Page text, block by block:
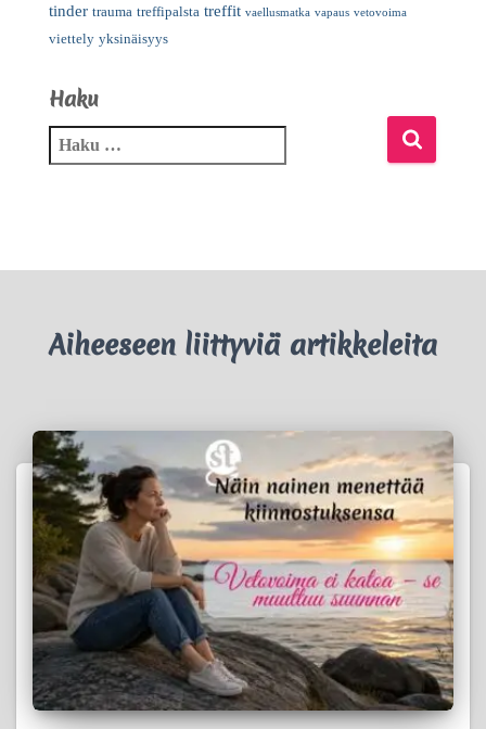
tinder trauma treffipalsta treffit vaellusmatka vapaus vetovoima
viettely yksinäisyys
Haku
Aiheeseen liittyviä artikkeleita